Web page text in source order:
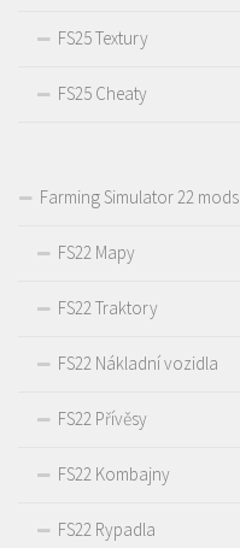
FS25 Textury
FS25 Cheaty
Farming Simulator 22 mods
FS22 Mapy
FS22 Traktory
FS22 Nákladní vozidla
FS22 Přívěsy
FS22 Kombajny
FS22 Rypadla